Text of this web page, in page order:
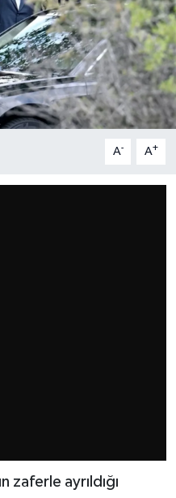
A- A+
zaferle ayrıldığı